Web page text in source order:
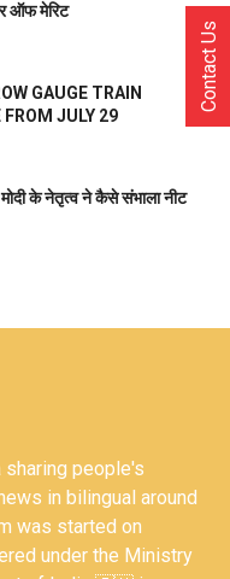
ऑफ मेरिट
GAUGE TRAIN
FROM JULY 29
के नेतृत्व ने कैसे संभाला नीट
people's
in bilingual around
was started on
under the Ministry
Contact Us